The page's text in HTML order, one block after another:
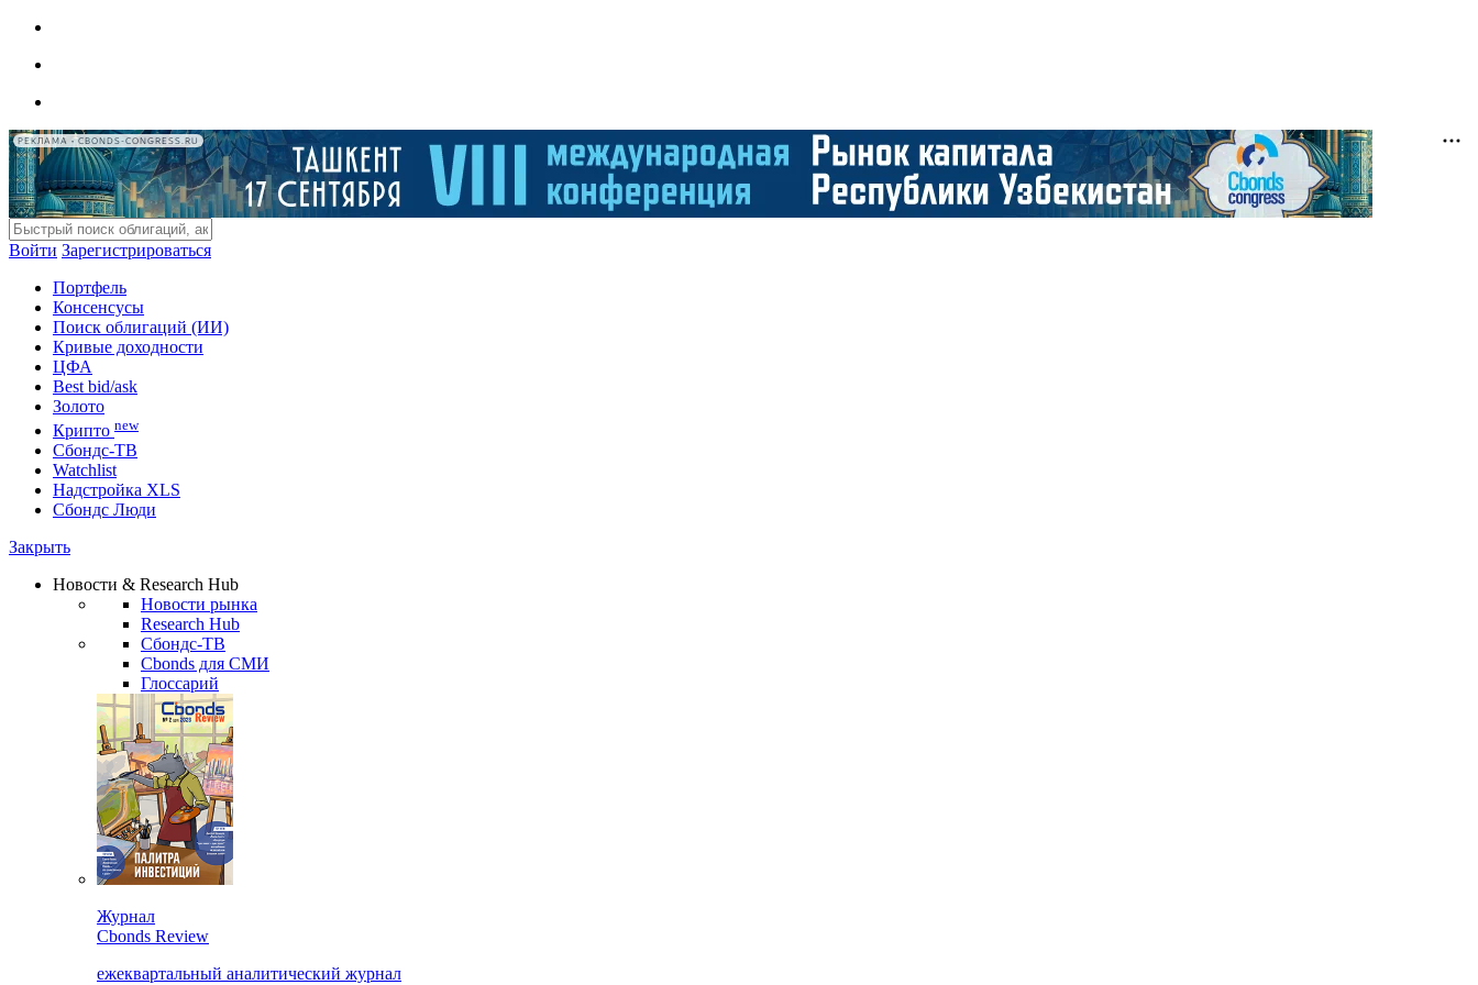
РЕКЛАМА • CBONDS-CONGRESS.RU
Войти Зарегистрироваться
Портфель
Консенсусы
Поиск облигаций (ИИ)
Кривые доходности
ЦФА
Best bid/ask
Золото
Крипто new
Сбондс-ТВ
Watchlist
Надстройка XLS
Сбондс Люди
Закрыть
Новости & Research Hub
Новости рынка
Research Hub
Сбондс-ТВ
Cbonds для СМИ
Глоссарий
Журнал
Cbonds Review
ежеквартальный аналитический журнал